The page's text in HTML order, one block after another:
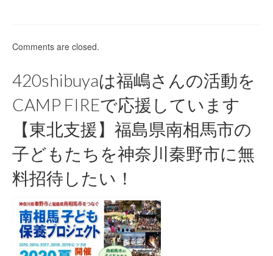
Comments are closed.
420shibuyaは福嶋さんの活動を
CAMP FIREで応援しています
【東北支援】福島県南相馬市の
子どもたちを神奈川秦野市に無
料招待したい！